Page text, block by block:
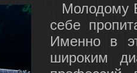
Молодому
себе
Именно в
широким